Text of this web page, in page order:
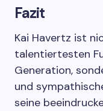
Fazit
Kai Havertz ist
talentiertesten
Generation,
und
seine